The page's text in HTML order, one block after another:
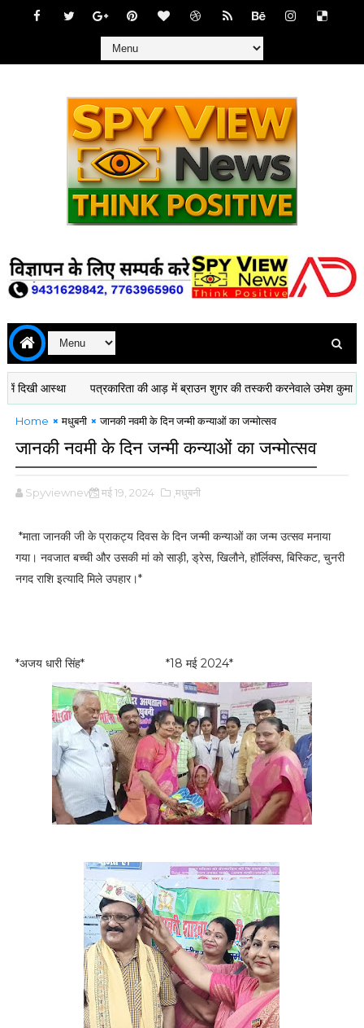
आस्था पत्रकारिता की आड़ में ब्राउन शुगर की तस्करी करनेवाले उमेश कुमार यादव
Home मधुबनी जानकी नवमी के दिन जन्मी कन्याओं का जन्मोत्सव
जानकी नवमी के दिन जन्मी कन्याओं का जन्मोत्सव
Spyviewnews मई 19, 2024 ,मधुबनी
*माता जानकी जी के प्राकट्य दिवस के दिन जन्मी कन्याओं का जन्म उत्सव मनाया
गया। नवजात बच्ची और उसकी मां को साड़ी, ड्रेस, खिलौने, हॉर्लिक्स, बिस्किट, चुनरी
नगद राशि इत्यादि मिले उपहार।*
*अजय धारी सिंह* *18 मई 2024*